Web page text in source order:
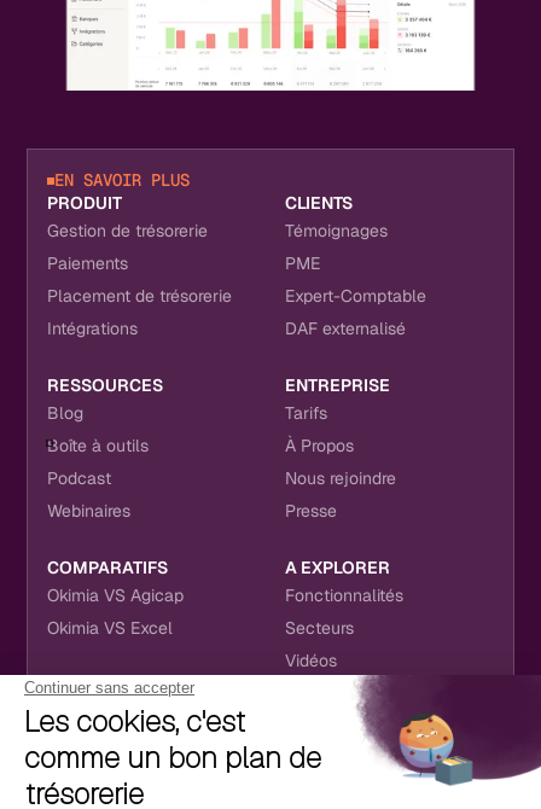
EN SAVOIR PLUS
PRODUIT
Gestion de trésorerie
Paiements
Placement de trésorerie
Intégrations
CLIENTS
Témoignages
PME
Expert-Comptable
DAF externalisé
RESSOURCES
Blog
Boîte à outils
Podcast
Webinaires
ENTREPRISE
Tarifs
À Propos
Nous rejoindre
Presse
COMPARATIFS
Okimia VS Agicap
Okimia VS Excel
A EXPLORER
Fonctionnalités
Secteurs
Vidéos
NOUS RETROUVER
CONTACT
hello@okimia.com
RÉSEAUX SOCIAUX